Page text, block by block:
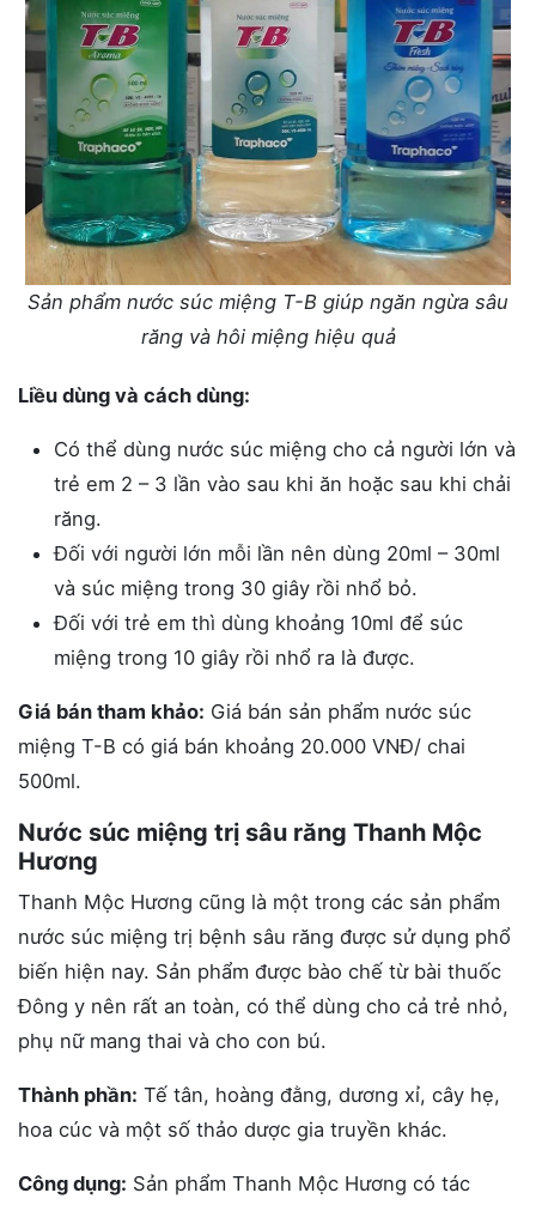
Sản phẩm nước súc miệng T-B giúp ngăn ngừa sâu
răng và hôi miệng hiệu quả
Liều dùng và cách dùng:
Có thể dùng nước súc miệng cho cả người lớn và
trẻ em 2 – 3 lần vào sau khi ăn hoặc sau khi chải
răng.
Đối với người lớn mỗi lần nên dùng 20ml – 30ml
và súc miệng trong 30 giây rồi nhổ bỏ.
Đối với trẻ em thì dùng khoảng 10ml để súc
miệng trong 10 giây rồi nhổ ra là được.
Giá bán tham khảo: Giá bán sản phẩm nước súc
miệng T-B có giá bán khoảng 20.000 VNĐ/ chai
500ml.
Nước súc miệng trị sâu răng Thanh Mộc
Hương
Thanh Mộc Hương cũng là một trong các sản phẩm
nước súc miệng trị bệnh sâu răng được sử dụng phổ
biến hiện nay. Sản phẩm được bào chế từ bài thuốc
Đông y nên rất an toàn, có thể dùng cho cả trẻ nhỏ,
phụ nữ mang thai và cho con bú.
Thành phần: Tế tân, hoàng đằng, dương xỉ, cây hẹ,
hoa cúc và một số thảo dược gia truyền khác.
Công dụng: Sản phẩm Thanh Mộc Hương có tác